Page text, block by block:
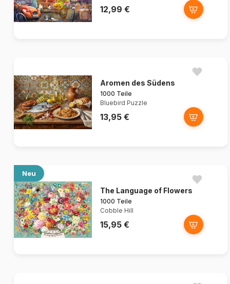
12,99 €
Aromen des Südens
1000 Teile
Bluebird Puzzle
13,95 €
Neu
The Language of Flowers
1000 Teile
Cobble Hill
15,95 €